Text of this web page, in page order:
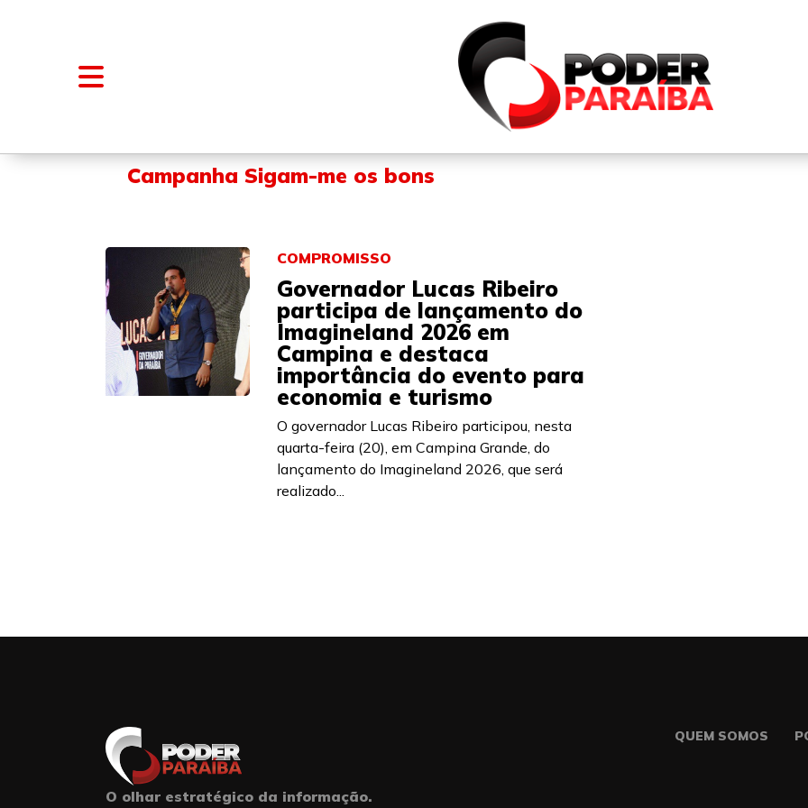
FALE CONOSCO
Campanha Sigam-me os bons
COMPROMISSO
Governador Lucas Ribeiro
participa de lançamento do
Imagineland 2026 em
Campina e destaca
importância do evento para
economia e turismo
O governador Lucas Ribeiro participou, nesta
quarta-feira (20), em Campina Grande, do
lançamento do Imagineland 2026, que será
realizado...
O olhar estratégico da informação.
QUEM SOMOS